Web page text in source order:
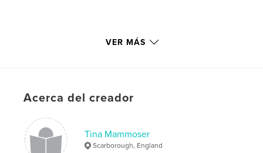
http://www.tina-m.com
VER MÁS
Acerca del creador
Tina Mammoser
Scarborough, England